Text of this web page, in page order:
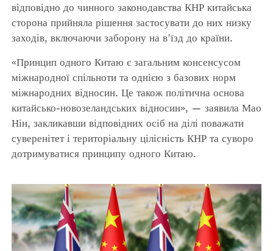
відповідно до чинного законодавства КНР китайська
сторона прийняла рішення застосувати до них низку
заходів, включаючи заборону на в'їзд до країни.
«Принцип одного Китаю є загальним консенсусом
міжнародної спільноти та однією з базових норм
міжнародних відносин. Це також політична основа
китайсько-новозеландських відносин», — заявила Мао
Нін, закликавши відповідних осіб на ділі поважати
суверенітет і територіальну цілісність КНР та суворо
дотримуватися принципу одного Китаю.